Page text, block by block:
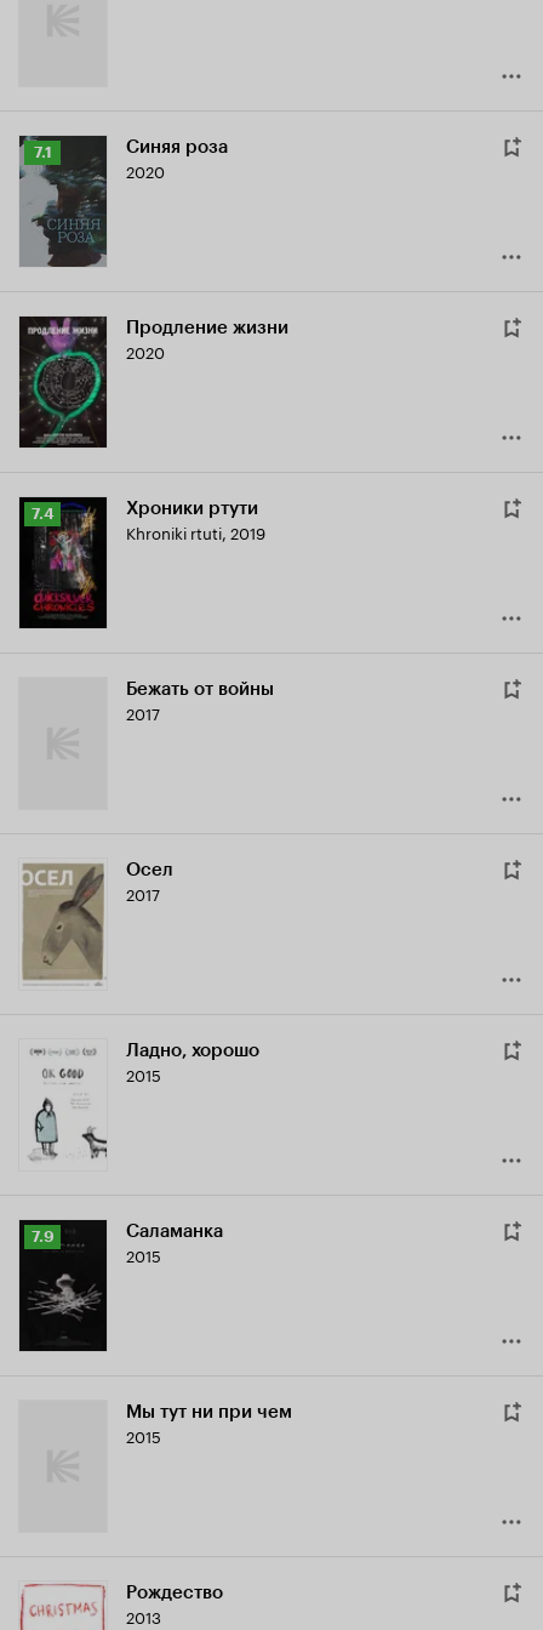
Рейтинг
Кинопоиска
7.1
7.1 Синяя роза
2020
Продление жизни
2020
Рейтинг
Кинопоиска
7.4
7.4 Хроники ртути
Khroniki rtuti, 2019
Бежать от войны
2017
Осел
2017
Ладно, хорошо
2015
Рейтинг
7.9
7.9 Саламанка
2015
Мы тут ни при чем
2015
Рождество
2013